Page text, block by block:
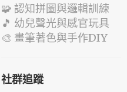
🧩 認知拼圖與邏輯訓練
🎵 幼兒聲光與感官玩具
🎨 畫筆著色與手作DIY
社群追蹤